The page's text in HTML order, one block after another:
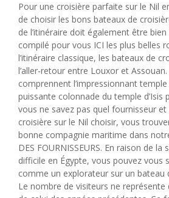
Pour une croisière parfaite sur le Nil
de choisir les bons bateaux de
de l’itinéraire doit également être
compilé pour vous ICI les plus belles
l’itinéraire classique, les bateaux de
l’aller-retour entre Louxor et
comprennent l’impressionnant
puissante colonnade du temple d’Isis
vous ne savez pas quel fournisseur
croisière sur le Nil choisir, vous
bonne compagnie maritime dans
DES FOURNISSEURS. En raison de
difficile en Égypte, vous pouvez vous
comme un explorateur sur un bateau
Le nombre de visiteurs ne représente